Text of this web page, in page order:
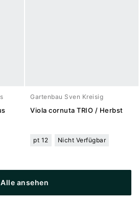
Gartenbau Sven Kreisig
Viola cornuta TRIO / Herbst
pt 12 Nicht Verfügbar
Alle ansehen